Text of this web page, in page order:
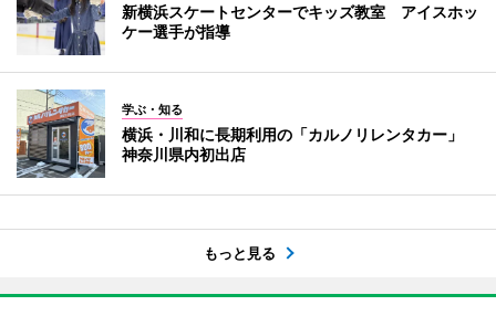
新横浜スケートセンターでキッズ教室 アイスホッ
ケー選手が指導
学ぶ・知る
横浜・川和に長期利用の「カルノリレンタカー」
神奈川県内初出店
もっと見る